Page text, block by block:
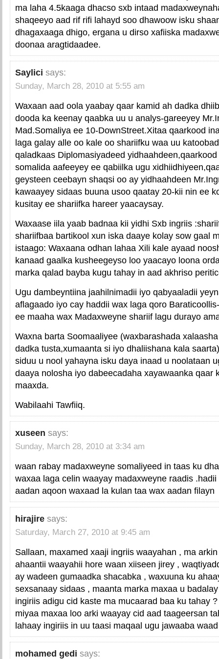
ma laha 4.5kaaga dhacso sxb intaad
shaqeeyo aad rif rifi lahayd soo dhawoow isku
dhagaxaaga dhigo, ergana u dirso xafiiska
doonaa aragtidaadee.
Saylici says:
Sunday, March 28, 2010 at 5:55 am
Waxaan aad oola yaabay qaar kamid ah dadka
dooda ka keenay qaabka uu u analys-gareeyey
Mad.Somaliya ee 10-DownStreet.Xitaa qaarkood
laga galay alle oo kale oo shariifku waa uu
qaladkaas Diplomasiyadeed
somalida aafeeyey ee qabiilka ugu
geysteen ceebayn shaqsi oo ay yidhaahdeen
kawaayey sidaas buuna usoo qaatay 20-kii nin ee
kusitay ee shariifka hareer yaacaysay.
Waxaase iila yaab badnaa kii yidhi Sxb ingriis
shariifbaa bartikool xun iska daaye kolay sow gaal
istaago: Waxaana odhan lahaa Xili kale ayaad
kanaad gaalka kusheegeyso loo yaacayo loona
marka qalad bayba kugu tahay in aad akhriso
Ugu dambeyntiina jaahilnimadii iyo qabyaaladii
aflagaado iyo cay haddii wax laga qoro
ee maaha wax Madaxweyne shariif lagu durayo
Waxna barta Soomaaliyee (waxbarashada
dadka tusta,xumaanta si iyo dhaliishana kala
siduu u nool yahayna isku daya inaad u noolataan
daaya nolosha iyo dabeecadaha xayawaanka qaar
maaxda.
Wabilaahi Tawfiiq.
xuseen says:
Sunday, March 28, 2010 at 3:34 am
waan rabay madaxweyne somaliyeed in taas ku
waxaa laga celin waayay madaxweyne raadis
aadan aqoon waxaad la kulan taa wax aadan filayn
hirajire says:
Saturday, March 27, 2010 at 9:45 am
Sallaan, maxamed xaaji ingriis waayahan , ma
ahaantii waayahii hore waan xiiseen jirey ,
ay wadeen gumaadka shacabka , waxuuna ku
sexsanaay sidaas , maanta marka maxaa u
ingiriis adigu cid kaste ma mucaarad baa ku tahay
miyaa maxaa loo arki waayay cid aad taageersan
lahaay ingiriis in uu taasi maqaal ugu jawaaba
mohamed gedi says: